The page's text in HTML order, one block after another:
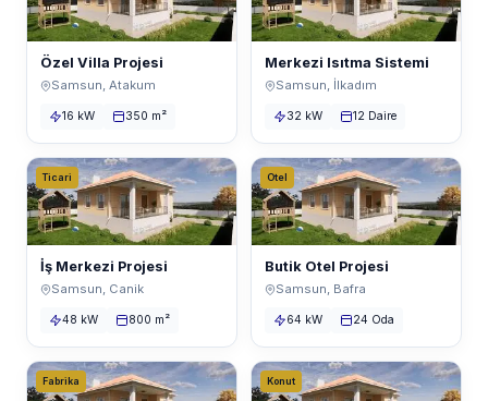
Özel Villa Projesi
Samsun, Atakum
16 kW 350 m²
Merkezi Isıtma Sistemi
Samsun, İlkadım
32 kW 12 Daire
Ticari
İş Merkezi Projesi
Samsun, Canik
48 kW 800 m²
Otel
Butik Otel Projesi
Samsun, Bafra
64 kW 24 Oda
Fabrika Konut